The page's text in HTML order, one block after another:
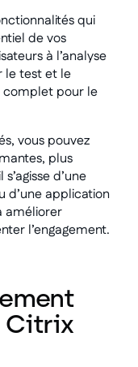
qui
de vos
à l’analyse
le test et le
complet pour le
vous pouvez
plus
d’une
d’une application
améliorer
l’engagement.
Citrix